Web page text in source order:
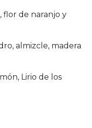
flor de naranjo y
almizcle, madera
Lirio de los